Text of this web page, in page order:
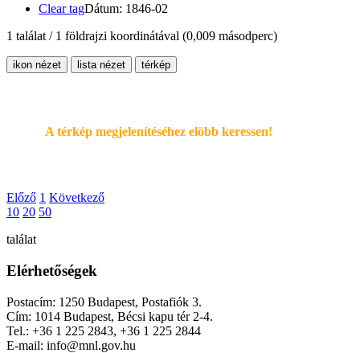
Clear tagDátum: 1846-02
1 találat / 1 földrajzi koordinátával (0,009 másodperc)
ikon nézet lista nézet térkép
A térkép megjelenítéséhez elöbb keressen!
Előző 1 Következő
10 20 50
találat
Elérhetőségek
Postacím: 1250 Budapest, Postafiók 3.
Cím: 1014 Budapest, Bécsi kapu tér 2-4.
Tel.: +36 1 225 2843, +36 1 225 2844
E-mail: info@mnl.gov.hu